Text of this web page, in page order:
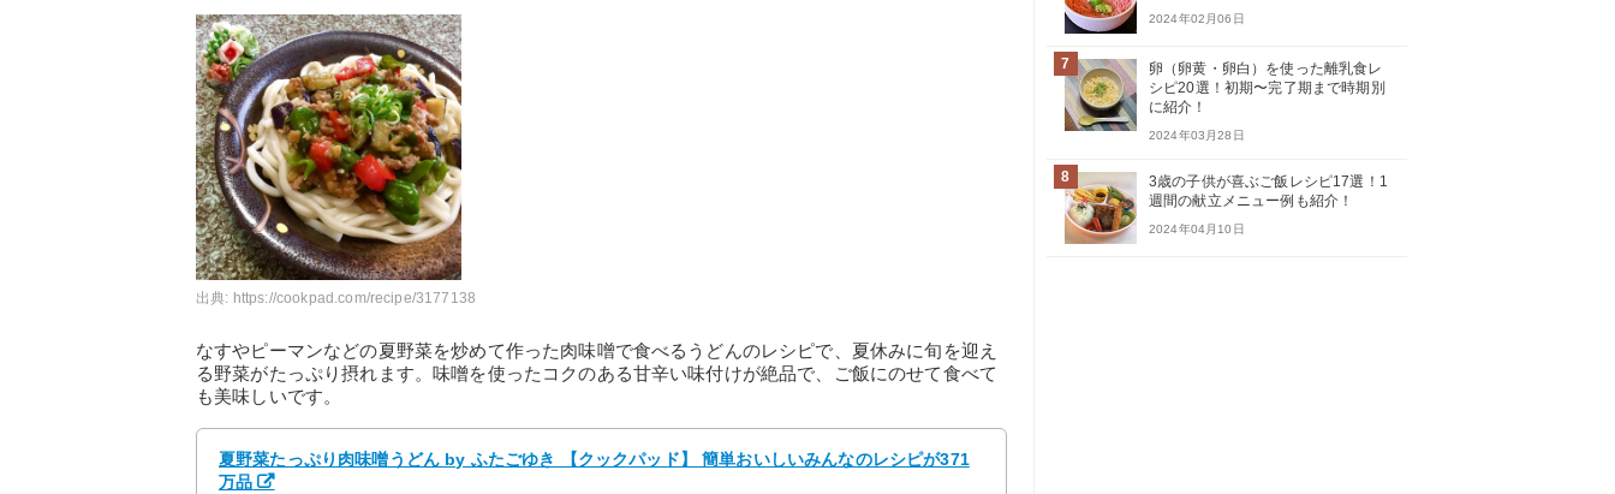
出典: https://cookpad.com/recipe/3177138
なすやピーマンなどの夏野菜を炒めて作った肉味噌で食べるうどんのレシピで、夏休みに旬を迎え
る野菜がたっぷり摂れます。味噌を使ったコクのある甘辛い味付けが絶品で、ご飯にのせて食べて
も美味しいです。
夏野菜たっぷり肉味噌うどん by ふたごゆき 【クックパッド】 簡単おいしいみんなのレシピが371
万品
2024年02月06日
7
卵（卵黄・卵白）を使った離乳食レ
シピ20選！初期〜完了期まで時期別
に紹介！
2024年03月28日
8
3歳の子供が喜ぶご飯レシピ17選！1
週間の献立メニュー例も紹介！
2024年04月10日